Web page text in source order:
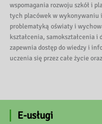
wspomagania rozwoju szkół i
tych placówek w wykonywaniu
problematyką oświaty i
kształcenia, samokształcenia i
zapewnia dostęp do wiedzy i
uczenia się przez całe życie
E-usługi